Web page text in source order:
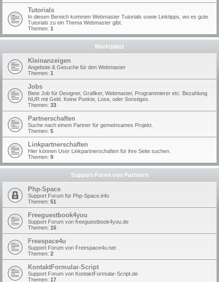
Tutorials
In diesen Bereich kommen Webmaster Tutorials sowie Linktipps, wo es gute
Tutorials zu ein Thema Webmaster gibt.
Themen: 1
Marktplatz
Kleinanzeigen
Angebote & Gesuche für den Webmaster
Themen: 1
Jobs
Biete Job für Designer, Grafiker, Webmaster, Programmierer etc. Bezahlung
NUR mit Geld. Keine Punkte, Lose, oder Sonstiges.
Themen: 33
Partnerschaften
Suche nach einem Partner für gemeinsames Projekt.
Themen: 5
Linkpartnerschaften
Hier können User Linkpartnerschaften für ihre Seite suchen.
Themen: 9
Support-Foren von Partnern
Php-Space
Support Forum für Php-Space.info
Themen: 51
Freeguestbook4you
Support Forum von freeguestbook4you.de
Themen: 15
Freespace4u
Support Forum von Freespace4u.net
Themen: 2
KontaktFormular-Script
Support Forum von KontaktFormular-Script.de
Themen: 17